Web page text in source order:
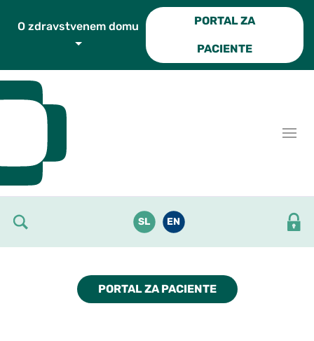
PORTAL ZA
PACIENTE
SL EN
PORTAL ZA PACIENTE